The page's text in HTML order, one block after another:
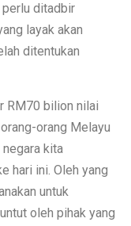
perlu ditadbir
layak akan
ditentukan
RM70 bilion nilai
orang Melayu
kita
hari ini. Oleh yang
untuk
oleh pihak yang